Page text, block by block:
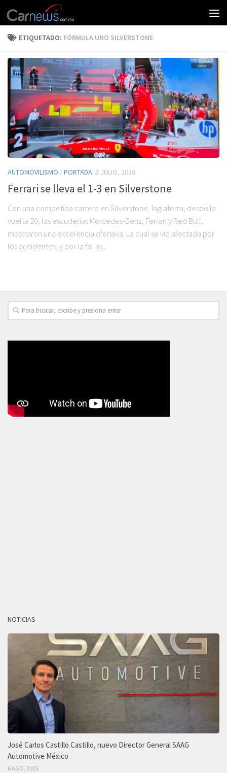
ETIQUETADO: FÓRMULA UNO SILVERSTONE
AUTOMOVILISMO /PORTADA 5 JULIO, 2026
Ferrari se lleva el 1-3 en Silverstone
Con una competida carrera en Silverstone, Inglaterra, desde la
vuelta 20, las escuderías Mercedes-Benz, Ferrari y Red Bull,
mostraron una excelencia ofensiva. La cual se vio afectada por
los accidentes, y por la fallas...
NOTICIAS
José Carlos Castillo Castillo, nuevo Director General SAAG
Automotive México
6 AGO, 2026